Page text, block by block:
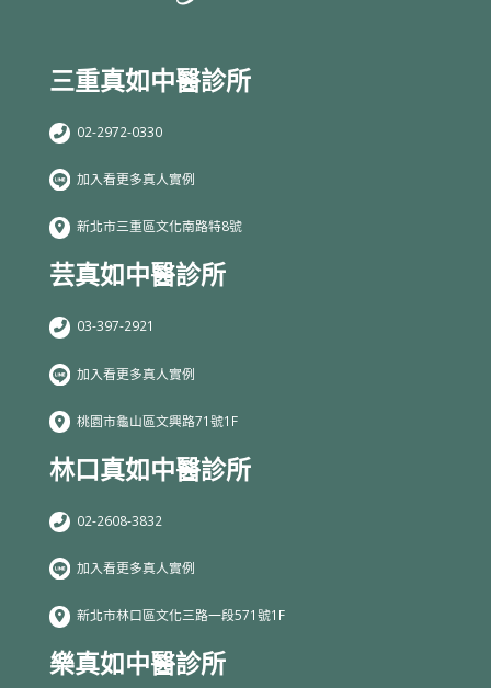
三重真如中醫診所
02-2972-0330
加入看更多真人實例
新北市三重區文化南路特8號
芸真如中醫診所
03-397-2921
加入看更多真人實例
桃園市龜山區文興路71號1F
林口真如中醫診所
02-2608-3832
加入看更多真人實例
新北市林口區文化三路一段571號1F
樂真如中醫診所